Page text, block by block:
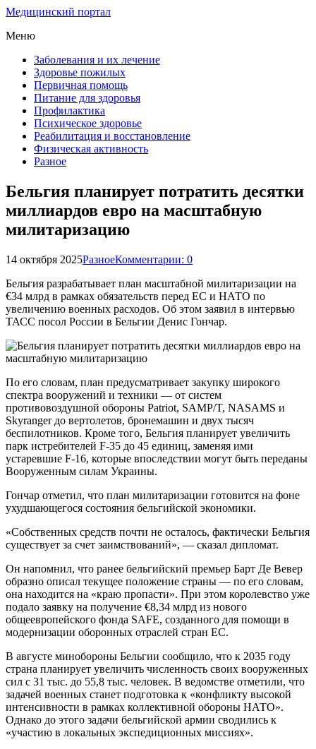
Медицинский портал
Меню
Заболевания и их лечение
Здоровье пожилых
Первичная помощь
Питание для здоровья
Профилактика
Психическое здоровье
Реабилитация и восстановление
Физическая активность
Разное
Бельгия планирует потратить десятки
миллиардов евро на масштабную
милитаризацию
14 октября 2025РазноеКомментарии: 0
Бельгия разрабатывает план масштабной милитаризации на
€34 млрд в рамках обязательств перед ЕС и НАТО по
увеличению военных расходов. Об этом заявил в интервью
ТАСС посол России в Бельгии Денис Гончар.
По его словам, план предусматривает закупку широкого
спектра вооружений и техники — от систем
противовоздушной обороны Patriot, SAMP/T, NASAMS и
Skyranger до вертолетов, бронемашин и двух тысяч
беспилотников. Кроме того, Бельгия планирует увеличить
парк истребителей F-35 до 45 единиц, заменяя ими
устаревшие F-16, которые впоследствии могут быть переданы
Вооруженным силам Украины.
Гончар отметил, что план милитаризации готовится на фоне
ухудшающегося состояния бельгийской экономики.
«Собственных средств почти не осталось, фактически Бельгия
существует за счет заимствований», — сказал дипломат.
Он напомнил, что ранее бельгийский премьер Барт Де Вевер
образно описал текущее положение страны — по его словам,
она находится на «краю пропасти». При этом королевство уже
подало заявку на получение €8,34 млрд из нового
общеевропейского фонда SAFE, созданного для помощи в
модернизации оборонных отраслей стран ЕС.
В августе минобороны Бельгии сообщило, что к 2035 году
страна планирует увеличить численность своих вооруженных
сил с 31 тыс. до 55,8 тыс. человек. В ведомстве отметили, что
задачей военных станет подготовка к «конфликту высокой
интенсивности в рамках коллективной обороны НАТО».
Однако до этого задачи бельгийской армии сводились к
«участию в локальных экспедиционных миссиях».